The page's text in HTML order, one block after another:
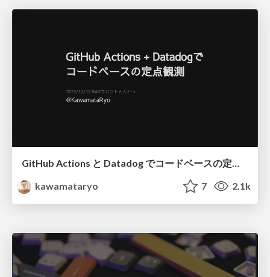
GitHub Actions と Datadog でコードベースの定点観測
kawamataryo
7 2.1k